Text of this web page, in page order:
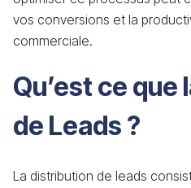
vos conversions et la
commerciale.
Qu’est ce
de Leads ?
La distribution de leads